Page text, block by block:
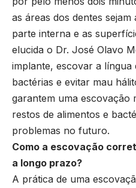
as áreas dos dentes
parte interna e as
elucida o Dr. José Olavo
implante, escovar a
bactérias e evitar mau
garantem uma escovação
restos de alimentos e
problemas no futuro.
Como a escovação
a longo prazo?
A prática de uma